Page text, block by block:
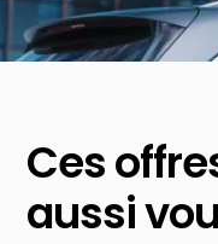
Ces
aussi